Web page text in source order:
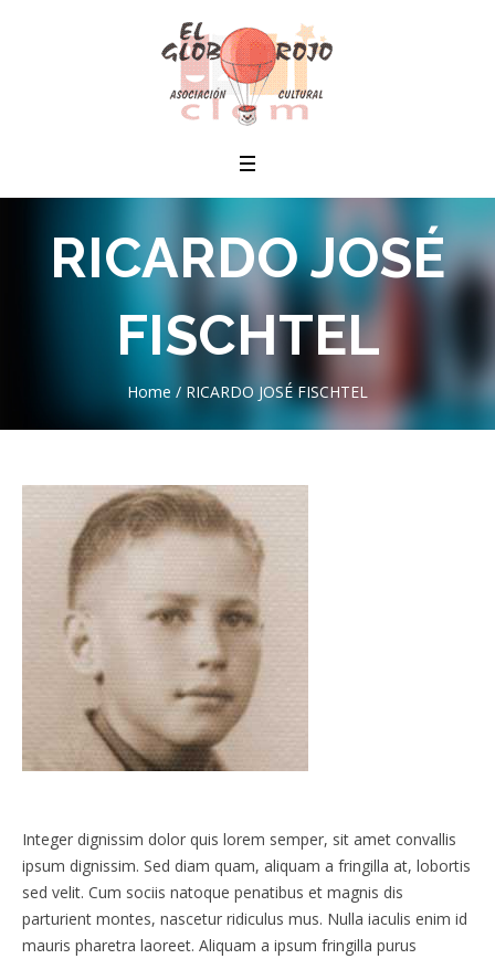
RICARDO JOSÉ
FISCHTEL
Home / RICARDO JOSÉ FISCHTEL
Integer dignissim dolor quis lorem semper, sit amet convallis
ipsum dignissim. Sed diam quam, aliquam a fringilla at, lobortis
sed velit. Cum sociis natoque penatibus et magnis dis
parturient montes, nascetur ridiculus mus. Nulla iaculis enim id
mauris pharetra laoreet. Aliquam a ipsum fringilla purus